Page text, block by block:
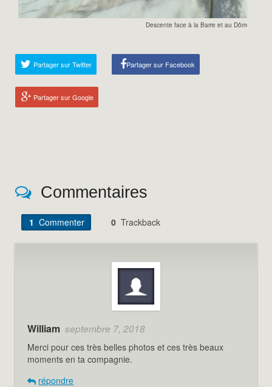
Descente face à la Barre et au Dôme des
Partager sur Twitter Partager sur Facebook
Partager sur Google
Commentaires
1 Commenter 0 Trackback
William septembre 7, 2018
Merci pour ces très belles photos et ces très beaux
moments en ta compagnie.
répondre